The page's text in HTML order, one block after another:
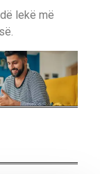
lekë më